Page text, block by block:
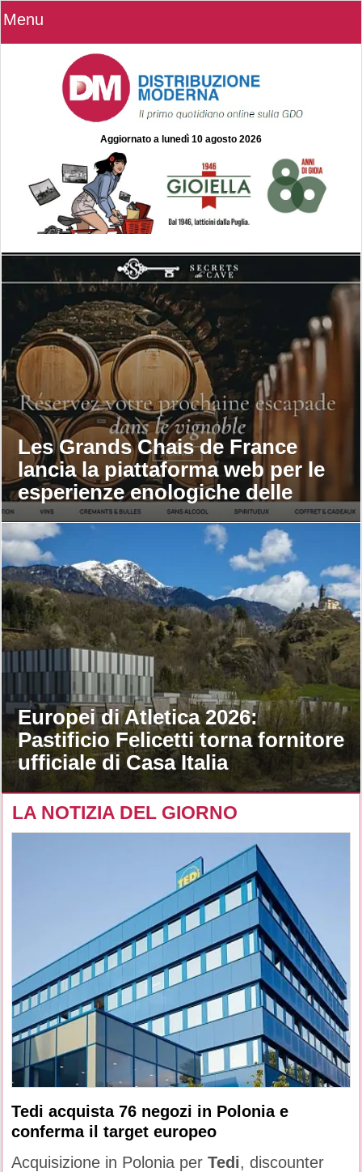
Menu
Aggiornato a lunedì 10 agosto 2026
Les Grands Chais de France
lancia la piattaforma web per le
esperienze enologiche delle
maison
Europei di Atletica 2026:
Pastificio Felicetti torna fornitore
ufficiale di Casa Italia
LA NOTIZIA DEL GIORNO
Tedi acquista 76 negozi in Polonia e
conferma il target europeo
Acquisizione in Polonia per Tedi, discounter